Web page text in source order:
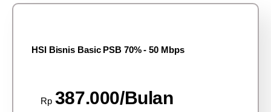
HSI Bisnis Basic PSB 70% - 50 Mbps
Rp 387.000/Bulan